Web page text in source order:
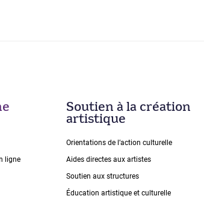
ligne
Soutien à la création
artistique
Orientations de lʼaction culturelle
Aides directes aux artistes
Soutien aux structures
Éducation artistique et culturelle